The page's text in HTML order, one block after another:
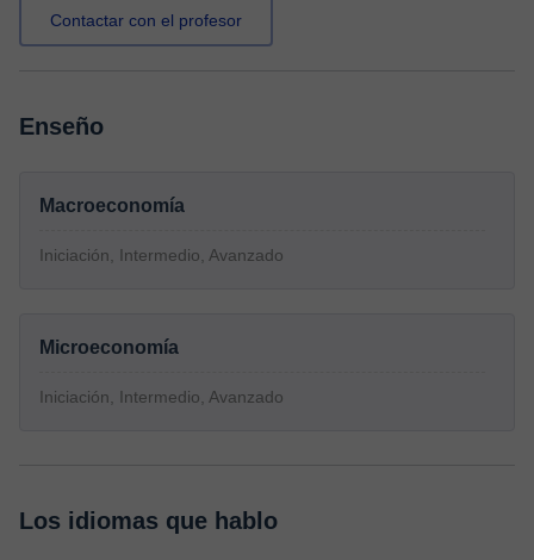
Contactar con el profesor
Enseño
Macroeconomía
Iniciación, Intermedio, Avanzado
Microeconomía
Iniciación, Intermedio, Avanzado
Los idiomas que hablo